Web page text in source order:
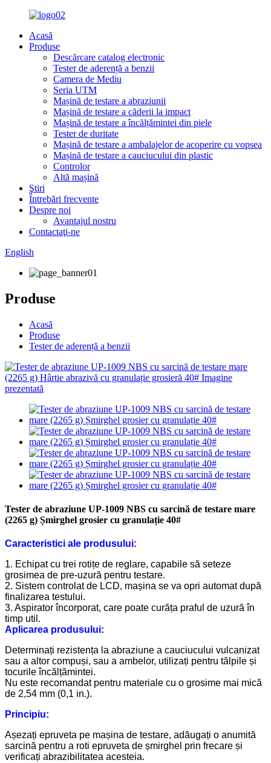
Acasă
Produse
Descărcare catalog electronic
Tester de aderență a benzii
Camera de Mediu
Seria UTM
Mașină de testare a abraziunii
Mașină de testare a căderii la impact
Mașină de testare a încălțămintei din piele
Tester de duritate
Mașină de testare a ambalajelor de acoperire cu vopsea
Mașină de testare a cauciucului din plastic
Controlor
Altă mașină
Ştiri
Întrebări frecvente
Despre noi
Avantajul nostru
Contactaţi-ne
English
Produse
Acasă
Produse
Tester de aderență a benzii
Tester de abraziune UP-1009 NBS cu sarcină de testare mare
(2265 g) Șmirghel grosier cu granulație 40#
Caracteristici ale produsului:
1. Echipat cu trei rotițe de reglare, capabile să seteze
grosimea de pre-uzură pentru testare.
2. Sistem controlat de LCD, mașina se va opri automat după
finalizarea testului.
3. Aspirator încorporat, care poate curăța praful de uzură în
timp util.
Aplicarea produsului:
Determinați rezistența la abraziune a cauciucului vulcanizat
sau a altor compuși, sau a ambelor, utilizați pentru tălpile și
tocurile încălțămintei.
Nu este recomandat pentru materiale cu o grosime mai mică
de 2,54 mm (0,1 in.).
Principiu:
Așezați epruveta pe mașina de testare, adăugați o anumită
sarcină pentru a roti epruveta de șmirghel prin frecare și
verificați abrazibilitatea acesteia.